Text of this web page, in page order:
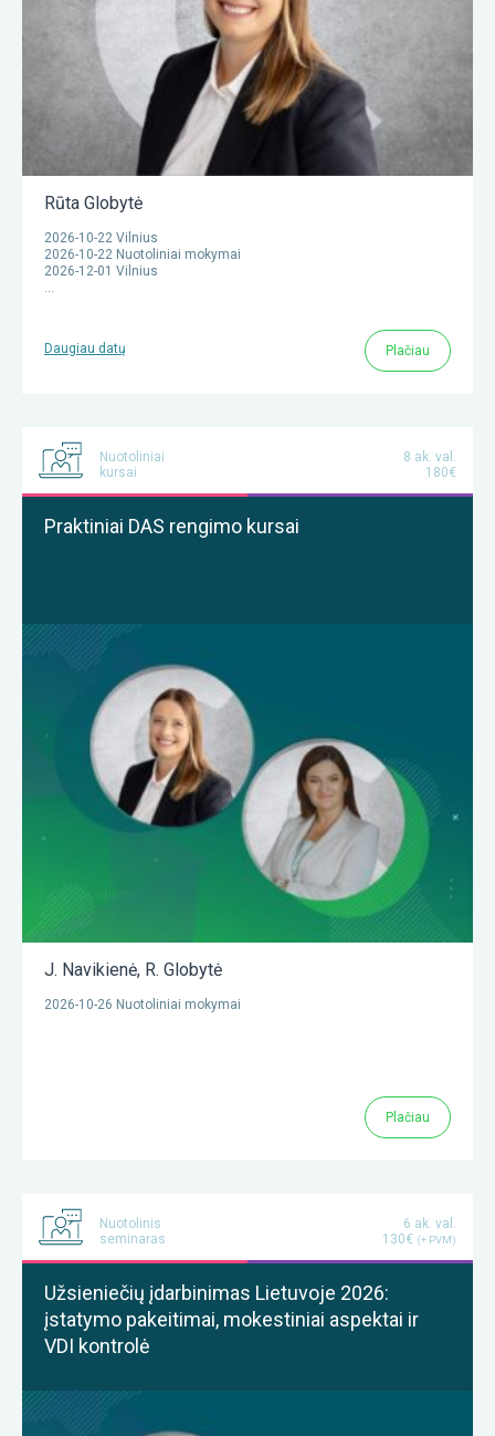
Rūta Globytė
2026-10-22 Vilnius
2026-10-22 Nuotoliniai mokymai
2026-12-01 Vilnius
…
Daugiau datų Plačiau
Nuotoliniai
kursai
8 ak. val.
180€
Praktiniai DAS rengimo kursai
J. Navikienė, R. Globytė
2026-10-26 Nuotoliniai mokymai
Plačiau
Nuotolinis
seminaras
6 ak. val.
130€ (+ PVM)
Užsieniečių įdarbinimas Lietuvoje 2026:
įstatymo pakeitimai, mokestiniai aspektai ir
VDI kontrolė